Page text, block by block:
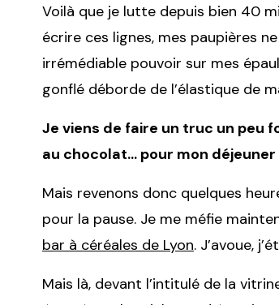
Voilà que je lutte depuis bien 40
écrire ces lignes, mes paupières
irrémédiable pouvoir sur mes
gonflé déborde de l’élastique de
Je viens de faire un truc un peu
au chocolat… pour mon déjeuner
Mais revenons donc quelques
pour la pause. Je me méfie
bar à céréales de Lyon. J’avoue,
Mais là, devant l’intitulé de la